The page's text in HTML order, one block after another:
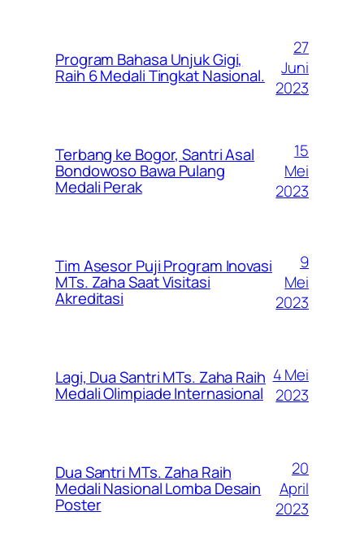
Program Bahasa Unjuk Gigi,
Raih 6 Medali Tingkat Nasional.
27
Juni
2023
Terbang ke Bogor, Santri Asal
Bondowoso Bawa Pulang
Medali Perak
15
Mei
2023
Tim Asesor Puji Program Inovasi
MTs. Zaha Saat Visitasi
Akreditasi
9
Mei
2023
Lagi, Dua Santri MTs. Zaha Raih
Medali Olimpiade Internasional
4 Mei
2023
Dua Santri MTs. Zaha Raih
Medali Nasional Lomba Desain
Poster
20
April
2023